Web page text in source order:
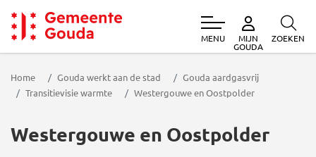
Gemeente Gouda
MENU MIJN
GOUDA
ZOEKEN
Home Gouda werkt aan de stad
Gouda aardgasvrij
Transitievisie warmte
Westergouwe en Oostpolder
Westergouwe en Oostpolder